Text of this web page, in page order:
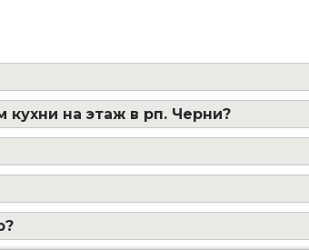
кухни на этаж в рп. Черни?